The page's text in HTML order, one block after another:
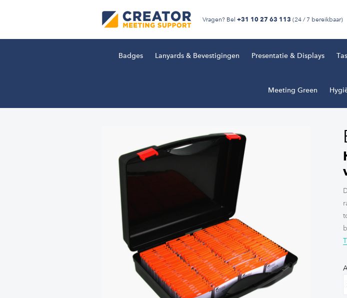
Vragen? Bel +31 10 27 63 113 (24 / 7 bereikbaar)
Badges Lanyards & Bevestigingen Presentatie & Displays
Meeting Green